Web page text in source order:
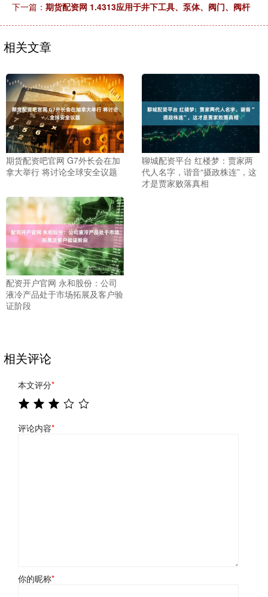
下一篇： 期货配资网 1.4313应用于井下工具、泵体、阀门、阀杆
相关文章
期货配资吧官网 G7外长会在加
拿大举行 将讨论全球安全议题
聊城配资平台 红楼梦：贾家两
代人名字，谐音“摄政株连”，这
才是贾家败落真相
配资开户官网 永和股份：公司
液冷产品处于市场拓展及客户验
证阶段
相关评论
本文评分*
评论内容*
你的昵称*